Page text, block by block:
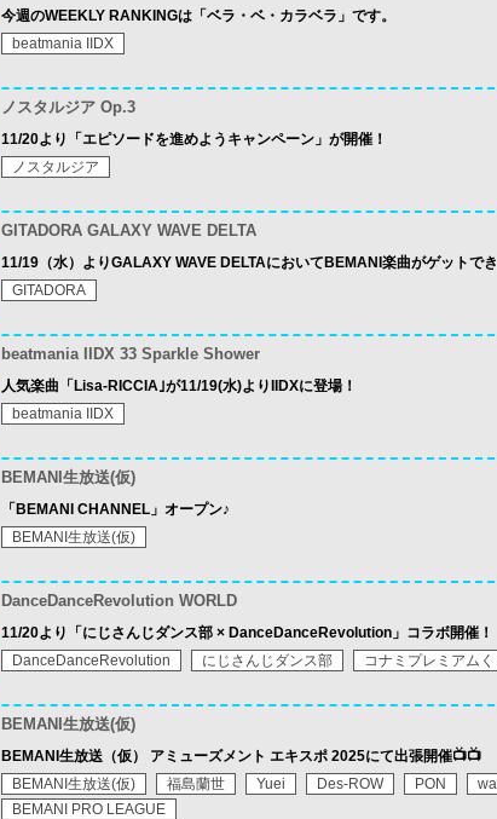
今週のWEEKLY RANKINGは「ベラ・ベ・カラベラ」です。
beatmania IIDX
ノスタルジア Op.3
11/20より「エピソードを進めようキャンペーン」が開催！
ノスタルジア
GITADORA GALAXY WAVE DELTA
11/19（水）よりGALAXY WAVE DELTAにおいてBEMANI楽曲がゲットで
GITADORA
beatmania IIDX 33 Sparkle Shower
人気楽曲「Lisa-RICCIA｣が11/19(水)よりIIDXに登場！
beatmania IIDX
BEMANI生放送(仮)
「BEMANI CHANNEL」オープン♪
BEMANI生放送(仮)
DanceDanceRevolution WORLD
11/20より「にじさんじダンス部 × DanceDanceRevolution」コラボ開催！
DanceDanceRevolution
にじさんじダンス部
コナミプレミアムく
BEMANI生放送(仮)
BEMANI生放送（仮） アミューズメント エキスポ 2025にて出張開催📺📺
BEMANI生放送(仮)
福島蘭世 Yuei Des-ROW PON
BEMANI PRO LEAGUE